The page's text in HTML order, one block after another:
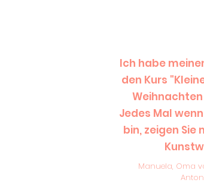
Ich habe
den Kurs
Jedes Mal
bin, zeigen Sie
Manuela, Oma